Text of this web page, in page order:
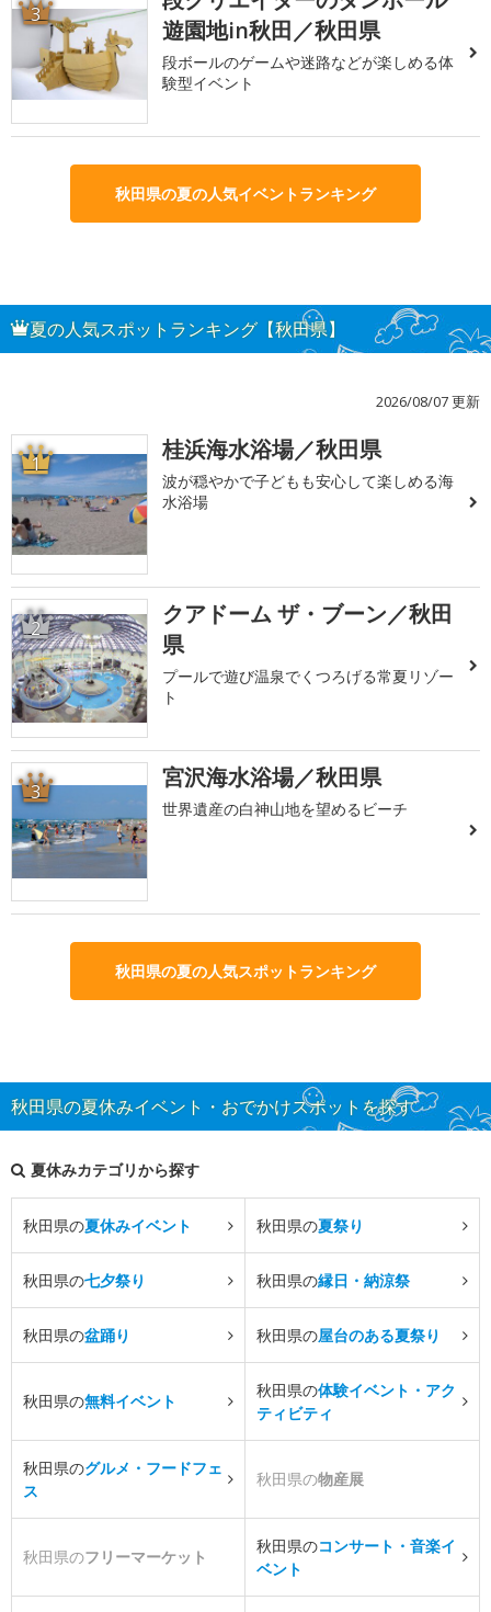
3
遊園地in秋田／秋田県
段ボールのゲームや迷路などが楽しめる体
験型イベント
秋田県の夏の人気イベントランキング
夏の人気スポットランキング【秋田県】
2026/08/07 更新
1 桂浜海水浴場／秋田県
波が穏やかで子どもも安心して楽しめる海
水浴場
2
クアドーム ザ・ブーン／秋田
県
プールで遊び温泉でくつろげる常夏リゾー
ト
3 宮沢海水浴場／秋田県
世界遺産の白神山地を望めるビーチ
秋田県の夏の人気スポットランキング
秋田県の夏休みイベント・おでかけスポットを探す
夏休みカテゴリから探す
秋田県の夏休みイベント 秋田県の夏祭り
秋田県の七夕祭り 秋田県の縁日・納涼祭
秋田県の盆踊り 秋田県の屋台のある夏祭り
秋田県の無料イベント
秋田県の体験イベント・アク
ティビティ
秋田県のグルメ・フードフェ
ス
秋田県の物産展
秋田県のフリーマーケット
秋田県のコンサート・音楽イ
ベント